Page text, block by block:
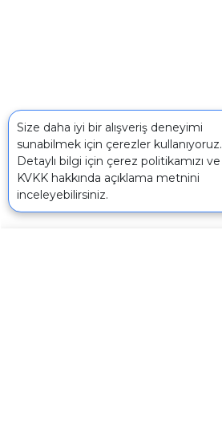
Size daha iyi bir alışveriş deneyimi
sunabilmek için çerezler kullanıyoruz.
Detaylı bilgi için çerez politikamızı ve
KVKK hakkında açıklama metnini
inceleyebilirsiniz.